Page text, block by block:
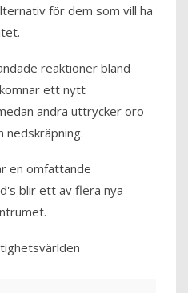
för dem som vill ha
reaktioner bland
ett nytt
andra uttrycker oro
nedskräpning.
en omfattande
blir ett av flera nya